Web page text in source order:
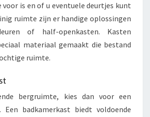
is en of u eventuele deurtjes kunt
ruimte zijn er handige oplossingen
of half-openkasten. Kasten
materiaal gemaakt die bestand
ruimte.
bergruimte, kies dan voor een
Een badkamerkast biedt voldoende